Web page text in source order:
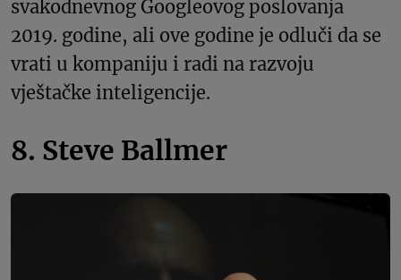
svakodnevnog Googleovog poslovanja
2019. godine, ali ove godine je odluči da se
vrati u kompaniju i radi na razvoju
vještačke inteligencije.
8. Steve Ballmer